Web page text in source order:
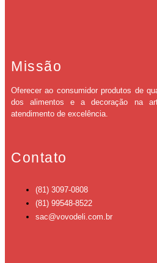
Missão
Oferecer ao consumidor produtos de
dos alimentos e a decoração na
atendimento de excelência.
Contato
(81) 3097-0808
(81) 99548-8522
sac@vovodeli.com.br